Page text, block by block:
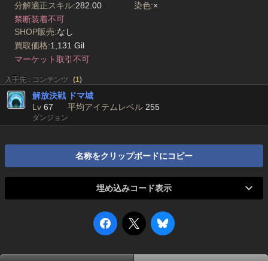
分解適正スキル:282.00 染色:×
禁断装着不可
SHOP販売:なし
買取価格:1,131 Gil
マーケット取引不可
入手先 : コンテンツ (1)
解放決戦 ドマ城
Lv 67 平均アイテムレベル 255
ダンジョン
名称をクリップボードにコピー
埋め込みコード表示